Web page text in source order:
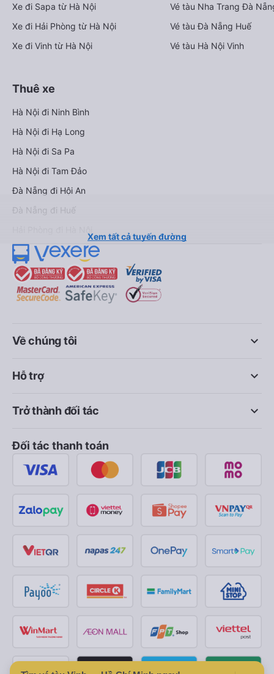
Xe đi Sapa từ Hà Nội
Xe đi Hải Phòng từ Hà Nội
Xe đi Vinh từ Hà Nội
Vé tàu Nha Trang Đà
Vé tàu Đà Nẵng Huế
Vé tàu Hà Nội Vinh
Thuê xe
Hà Nội đi Ninh Bình
Hà Nội đi Hạ Long
Hà Nội đi Sa Pa
Hà Nội đi Tam Đảo
Đà Nẵng đi Hội An
Đà Nẵng đi Huế
Xem tất cả tuyến đường
keyboard_arrow_down
Về chúng tôi
keyboard_arrow_down
Hỗ trợ
keyboard_arrow_down
Trở thành đối tác
Đối tác thanh toán